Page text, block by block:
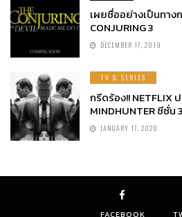
เผยชื่ออย่างเป็นทาง
CONJURING 3
DECEMBER 17, 2019
TV & SERIES
กรีดร้อง!! NETFLIX
MINDHUNTER ซีซั่น 3
JANUARY 17, 2020
FACEBOOK